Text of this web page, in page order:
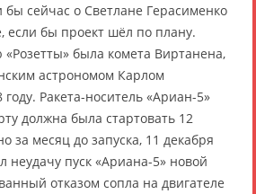
сейчас о Светлане Герасименко
бы проект шёл по плану.
была комета Виртанена,
астрономом Карлом
Ракета-носитель «Ариан-5»
должна была стартовать 12
за месяц до запуска, 11 декабря
неудачу пуск «Ариана-5» новой
отказом сопла на двигателе